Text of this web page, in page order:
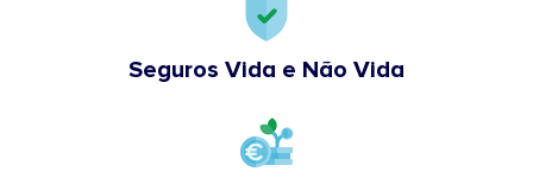
Seguros Vida e Não Vida